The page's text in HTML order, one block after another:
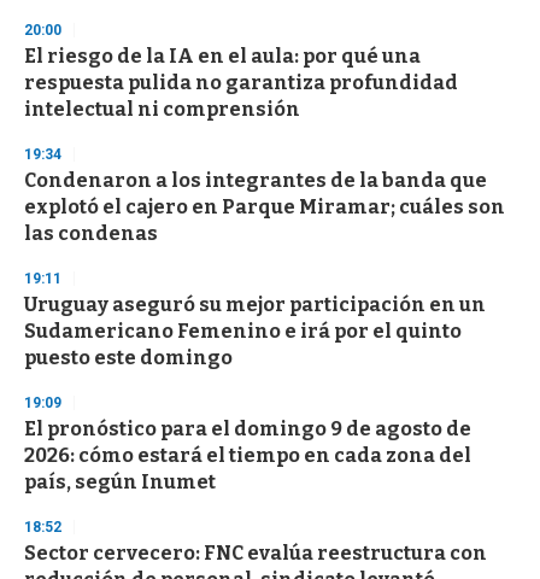
s
e
c
o
n
20:00
El riesgo de la IA en el aula: por qué una
respuesta pulida no garantiza profundidad
intelectual ni comprensión
19:34
Condenaron a los integrantes de la banda que
explotó el cajero en Parque Miramar; cuáles son
las condenas
19:11
Uruguay aseguró su mejor participación en un
Sudamericano Femenino e irá por el quinto
puesto este domingo
19:09
El pronóstico para el domingo 9 de agosto de
2026: cómo estará el tiempo en cada zona del
país, según Inumet
18:52
Sector cervecero: FNC evalúa reestructura con